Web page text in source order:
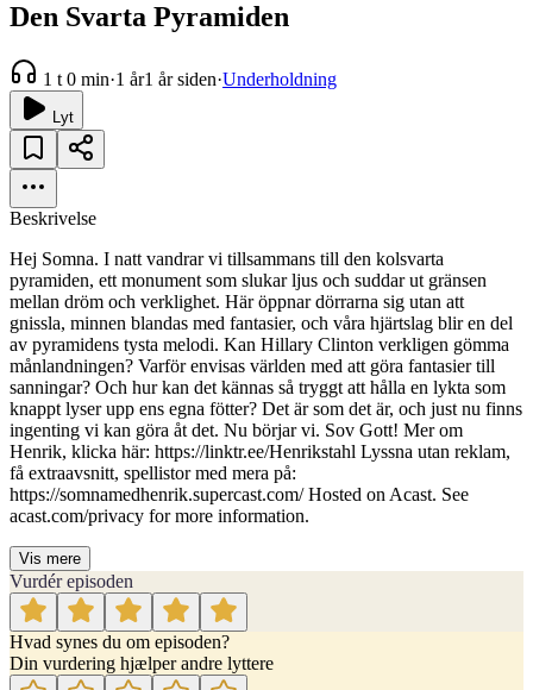
Den Svarta Pyramiden
1 t 0 min·1 år1 år siden·Underholdning
Lyt
Beskrivelse
Hej Somna. I natt vandrar vi tillsammans till den kolsvarta
pyramiden, ett monument som slukar ljus och suddar ut gränsen
mellan dröm och verklighet. Här öppnar dörrarna sig utan att
gnissla, minnen blandas med fantasier, och våra hjärtslag blir en del
av pyramidens tysta melodi. Kan Hillary Clinton verkligen gömma
månlandningen? Varför envisas världen med att göra fantasier till
sanningar? Och hur kan det kännas så tryggt att hålla en lykta som
knappt lyser upp ens egna fötter? Det är som det är, och just nu finns
ingenting vi kan göra åt det. Nu börjar vi. Sov Gott! Mer om
Henrik, klicka här: https://linktr.ee/Henrikstahl Lyssna utan reklam,
få extraavsnitt, spellistor med mera på:
https://somnamedhenrik.supercast.com/ Hosted on Acast. See
acast.com/privacy for more information.
Vis mere
Vurdér episoden
Hvad synes du om episoden?
Din vurdering hjælper andre lyttere